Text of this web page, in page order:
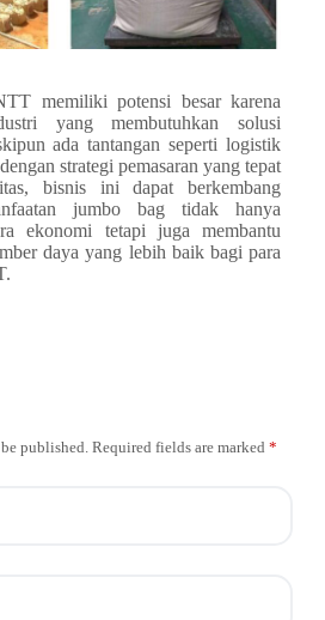
memiliki potensi besar karena
yang membutuhkan solusi
ada tantangan seperti logistik
strategi pemasaran yang tepat
bisnis ini dapat berkembang
jumbo bag tidak hanya
ekonomi tetapi juga membantu
daya yang lebih baik bagi para
published. Required fields are marked *